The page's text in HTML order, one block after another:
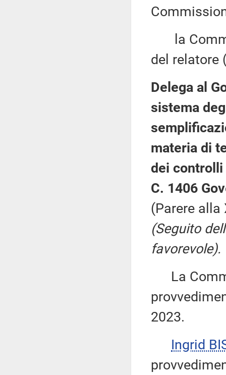
la
del relatore
Delega al
sistema
materia di
dei
C. 1406
(Parere alla
(Seguito
favorevole).
La
2023.
Ingrid